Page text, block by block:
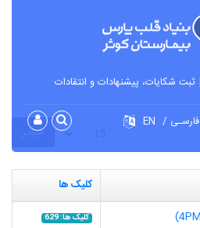
ثبت شکایات، پیشنهادات و انتقادات
فارسـی EN فیلتر
کلیک ها
کلیک ها: 629